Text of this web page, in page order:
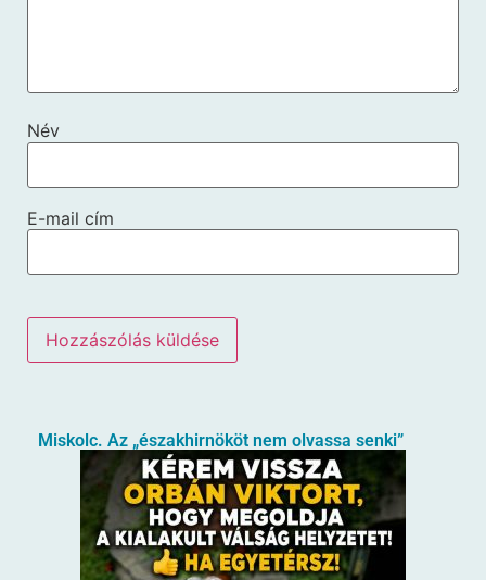
Név
E-mail cím
Miskolc. Az „északhirnököt nem olvassa senki”